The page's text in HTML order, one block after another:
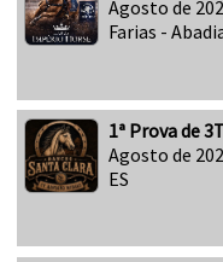
Agosto de
Farias -
1ª Prova de
Agosto de
ES